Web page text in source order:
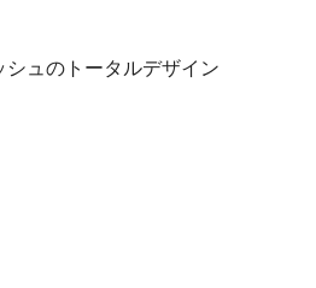
ュのトータルデザイン